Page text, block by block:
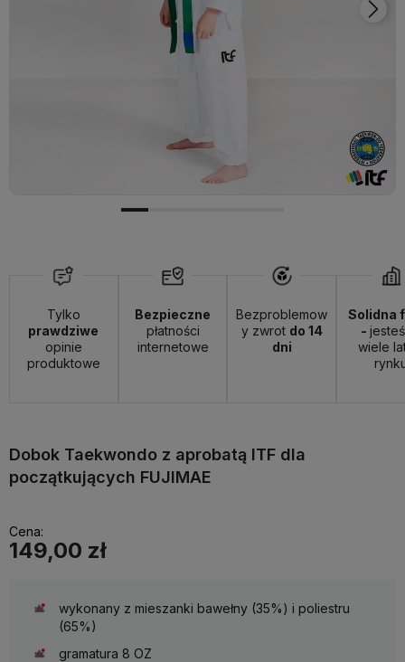
Tylko
prawdziwe
opinie
produktowe
Bezpieczne
płatności
internetowe
Bezproblemow
y zwrot do 14
dni
Solidna
-
wiele
Dobok Taekwondo z aprobatą ITF dla
początkujących FUJIMAE
Cena:
149,00 zł
wykonany z mieszanki bawełny (35%) i poliestru
(65%)
gramatura 8 OZ